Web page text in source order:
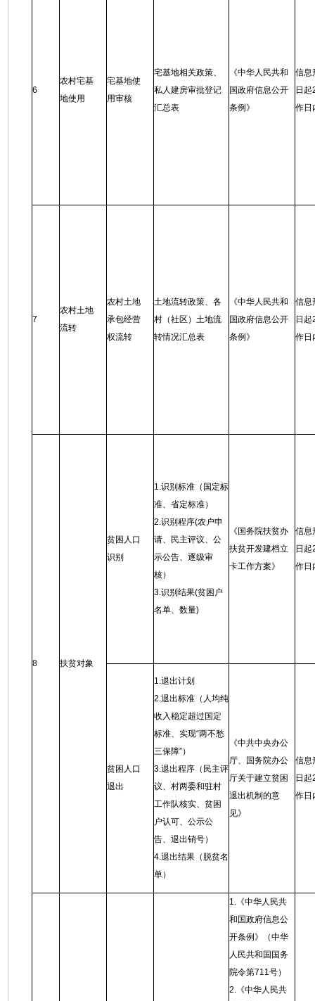
6
农村宅基
地使用
宅基地使
用审核
宅基地相关政策、
私人建房审批登记
汇总表
《中华人民共和
国政府信息公开
条例 》
信息
日起
作日
7
农村土地
流转
农村土地
承包经营
权流转
土地流转政策、各
村（社区）土地流
转情况汇总表
《中华人民共和
国政府信息公开
条例 》
信息
日起
作日
8 扶贫对象
贫困人口
识别
1.识别标准（国定标
准、省定标准）
2.识别程序(农户申
请、民主评议、公
示公告、逐级审
核）
3.识别结果(贫困户
名单、数量)
《国务院扶贫办
扶贫开发建档立
卡工作方案》
信息
日起
作日
贫困人口
退出
1.退出计划
2.退出标准（人均纯
收入稳定超过国定
标准、实现“两不愁
三保障”）
3.退出程序（民主评
议、村两委和驻村
工作队核实、贫困
户认可、公示公
告、退出销号）
4.退出结果（脱贫名
单）
《中共中央办公
厅、国务院办公
厅关于建立贫困
退出机制的意
见》
信息
日起
作日
1.《中华人民共
和国政府信息公
开条例》（中华
人民共和国国务
院令第711号）
2.《中华人民共